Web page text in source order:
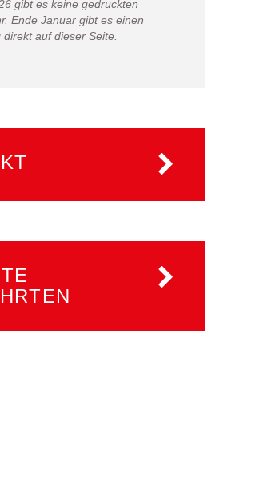
gibt es keine gedruckten
Ende Januar gibt es einen
auf dieser Seite.